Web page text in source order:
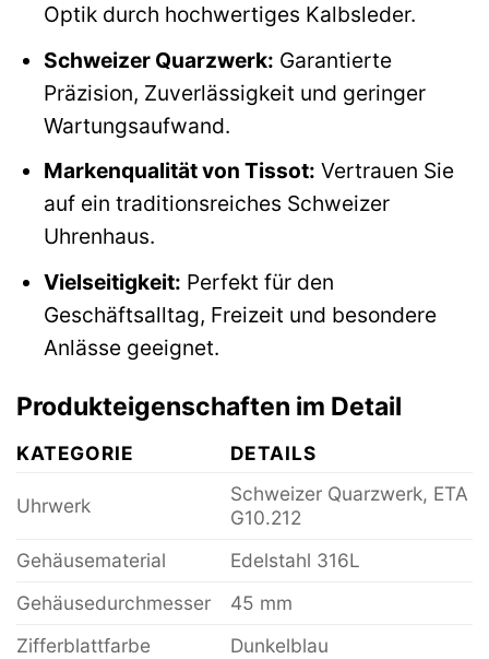
Optik durch hochwertiges Kalbsleder.
Schweizer Quarzwerk: Garantierte
Präzision, Zuverlässigkeit und geringer
Wartungsaufwand.
Markenqualität von Tissot: Vertrauen Sie
auf ein traditionsreiches Schweizer
Uhrenhaus.
Vielseitigkeit: Perfekt für den
Geschäftsalltag, Freizeit und besondere
Anlässe geeignet.
Produkteigenschaften im Detail
KATEGORIE DETAILS
Uhrwerk
Schweizer Quarzwerk, ETA
G10.212
Gehäusematerial
Edelstahl 316L
Gehäusedurchmesser
45 mm
Zifferblattfarbe
Dunkelblau